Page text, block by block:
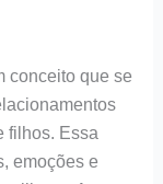
conceito que se
filhos. Essa
emoções e